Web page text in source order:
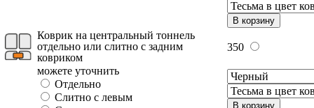
В корзину
Коврик на центральный тоннель
отдельно или слитно с задним
ковриком
350
можете уточнить
Отдельно
Слитно с левым
В корзину